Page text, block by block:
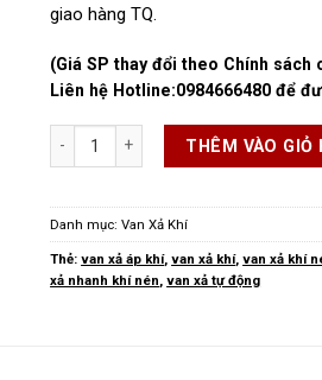
giao hàng TQ.
(Giá SP thay đổi theo Chính
Liên hệ Hotline:0984666480 để
Van Xả Nhanh Khí Nén số lượng
THÊM VÀO GIỎ
Danh mục:Van Xả Khí
Thẻ:van xả áp khí,van xả khí,van xả khí
xả nhanh khí nén,van xả tự động